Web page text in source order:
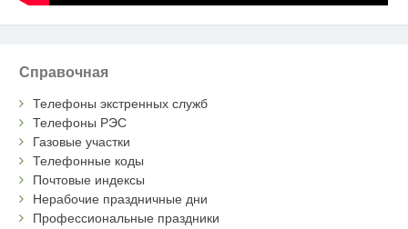
Справочная
Телефоны экстренных служб
Телефоны РЭС
Газовые участки
Телефонные коды
Почтовые индексы
Нерабочие праздничные дни
Профессиональные праздники